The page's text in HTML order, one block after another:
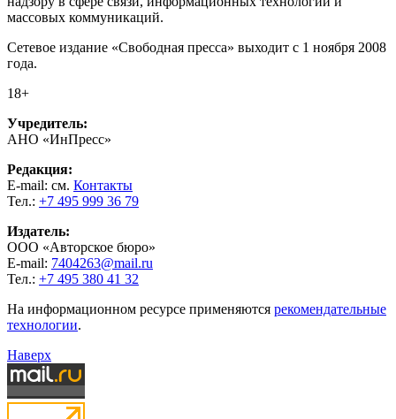
массовых коммуникаций.
Сетевое издание «Свободная пресса» выходит с 1 ноября 2008
года.
18+
Учредитель:
АНО «ИнПресс»
Редакция:
E-mail: см. Контакты
Тел.: +7 495 999 36 79
Издатель:
ООО «Авторское бюро»
E-mail: 7404263@mail.ru
Тел.: +7 495 380 41 32
На информационном ресурсе применяются рекомендательные
технологии.
Наверх